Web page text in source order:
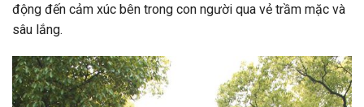
động đến cảm xúc bên trong con người qua vẻ trầm mặc và
sâu lắng.